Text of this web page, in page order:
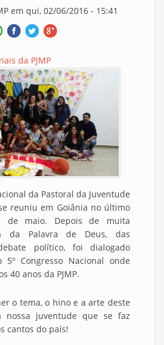
em qui, 02/06/2016 - 15:41
da PJMP
da Pastoral da Juventude
reuniu em Goiânia no último
de maio. Depois de muita
da Palavra de Deus, das
político, foi dialogado
Congresso Nacional onde
40 anos da PJMP.
o tema, o hino e a arte deste
nossa juventude que se faz
cantos do país!